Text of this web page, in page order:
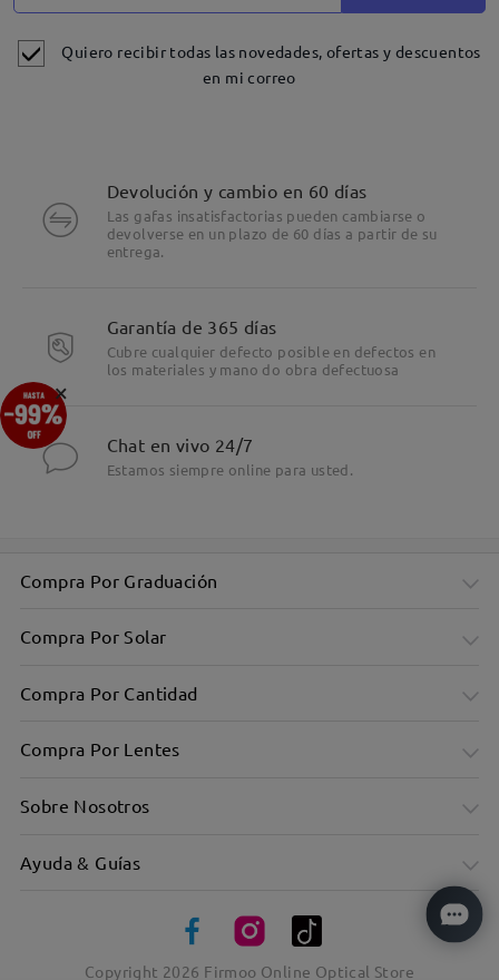
Quiero recibir todas las novedades, ofertas y descuentos
en mi correo
Devolución y cambio en 60 días
Las gafas insatisfactorias pueden cambiarse o
devolverse en un plazo de 60 días a partir de su
entrega.
Garantía de 365 días
Cubre cualquier defecto posible en defectos en
los materiales y mano do obra defectuosa
Chat en vivo 24/7
Estamos siempre online para usted.
Compra Por Graduación
Compra Por Solar
Compra Por Cantidad
Compra Por Lentes
Sobre Nosotros
Ayuda & Guías
Copyright 2026 Firmoo Online Optical Store
×